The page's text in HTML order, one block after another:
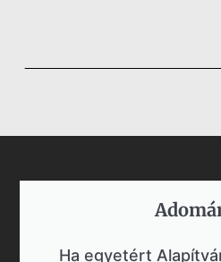
Ha egyetért